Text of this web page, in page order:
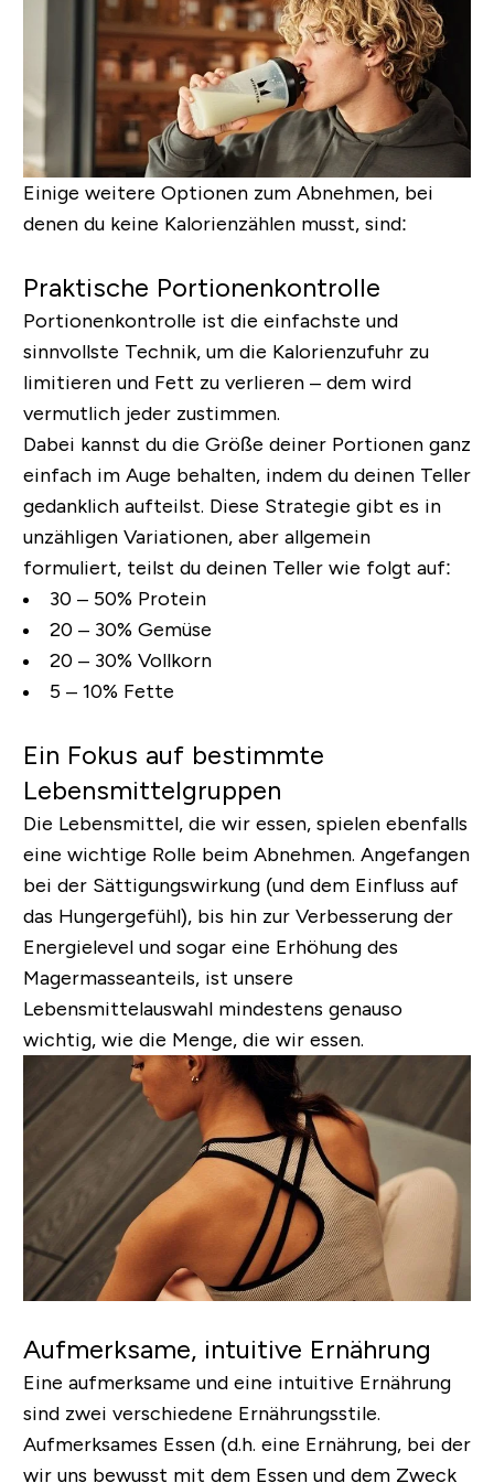
Einige weitere Optionen zum Abnehmen, bei
denen du keine Kalorienzählen musst, sind:
Praktische Portionenkontrolle
Portionenkontrolle ist die einfachste und
sinnvollste Technik, um die Kalorienzufuhr zu
limitieren und Fett zu verlieren – dem wird
vermutlich jeder zustimmen.
Dabei kannst du die Größe deiner Portionen ganz
einfach im Auge behalten, indem du deinen Teller
gedanklich aufteilst. Diese Strategie gibt es in
unzähligen Variationen, aber allgemein
formuliert, teilst du deinen Teller wie folgt auf:
30 – 50% Protein
20 – 30% Gemüse
20 – 30% Vollkorn
5 – 10% Fette
Ein Fokus auf bestimmte
Lebensmittelgruppen
Die Lebensmittel, die wir essen, spielen ebenfalls
eine wichtige Rolle beim Abnehmen. Angefangen
bei der Sättigungswirkung (und dem Einfluss auf
das Hungergefühl), bis hin zur Verbesserung der
Energielevel und sogar eine Erhöhung des
Magermasseanteils, ist unsere
Lebensmittelauswahl mindestens genauso
wichtig, wie die Menge, die wir essen.
Aufmerksame, intuitive Ernährung
Eine aufmerksame und eine intuitive Ernährung
sind zwei verschiedene Ernährungsstile.
Aufmerksames Essen (d.h. eine Ernährung, bei der
wir uns bewusst mit dem Essen und dem Zweck